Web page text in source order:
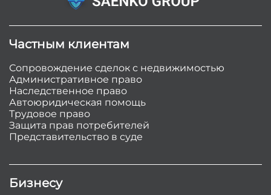
Частным клиентам
Сопровождение сделок с недвижимостью
Административное право
Наследственное право
Автоюридическая помощь
Трудовое право
Защита прав потребителей
Представительство в суде
Бизнесу